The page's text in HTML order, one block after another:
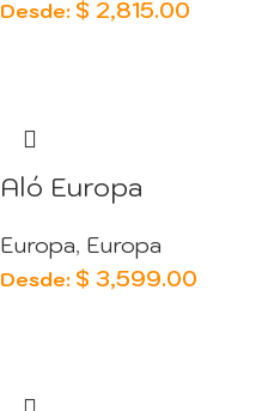
Desde: $ 2,815.00
Aló Europa
Europa, Europa
Desde: $ 3,599.00